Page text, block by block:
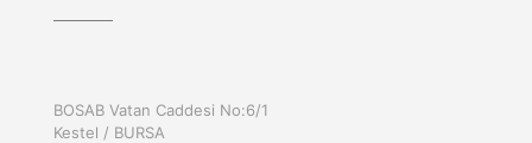
BOSAB Vatan Caddesi No:6/1
Kestel / BURSA